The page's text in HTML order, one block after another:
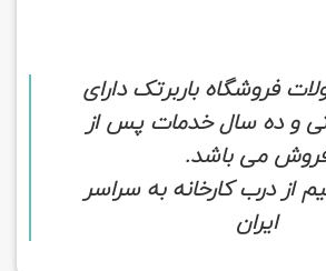
فروشگاه باربرتک دارای
و ده سال خدمات پس از
می باشد.
از درب کارخانه به سراسر
ایران